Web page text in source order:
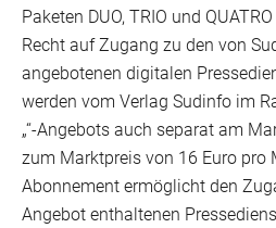
Paketen DUO, TRIO und
Recht auf Zugang zu den von
angebotenen digitalen
werden vom Verlag Sudinfo im
„“-Angebots auch separat am
zum Marktpreis von 16 Euro pro
Abonnement ermöglicht den
Angebot enthaltenen